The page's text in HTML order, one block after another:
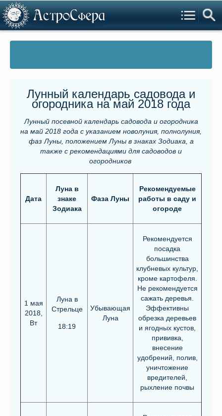
Лунный календарь садовода и
огородника на май 2018 года
Лунный посевной календарь садовода и огородника
на май 2018 года с указанием новолуния, полнолуния,
фаз Луны, положением Луны в знаках Зодиака, а
также с рекомендациями для садоводов и
огородников
Дата
Луна в
знаке
Зодиака
Фаза Луны
Рекомендуемые
работы в саду и
огороде
1 мая
2018,
Вт
Луна в
Стрельце
18:19
Убывающая
Луна
Рекомендуется
посадка
большинства
клубневых культур,
кроме картофеля.
Не рекомендуется
сажать деревья.
Эффективны
обрезка деревьев
и ягодных кустов,
прививка,
внесение
удобрений, полив,
уничтожение
вредителей,
рыхление почвы